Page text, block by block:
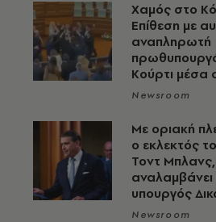
Χαμός στο
Επίθεση με
αναπληρωτή
Κούρτι μέσα
Newsroom
Με οριακή
ο εκλεκτός
Τοντ Μπλανς,
αναλαμβάνει
υπουργός
Newsroom